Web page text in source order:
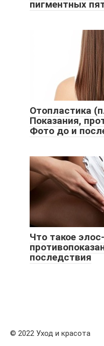
пигментных
Отопластика
Показания,
Фото до и
Что такое
последствия
© 2022 Уход и красота